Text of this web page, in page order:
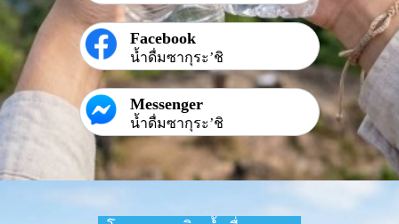
Facebook
น้ำดื่มซากุระ’ชิ
Messenger
น้ำดื่มซากุระ’ชิ